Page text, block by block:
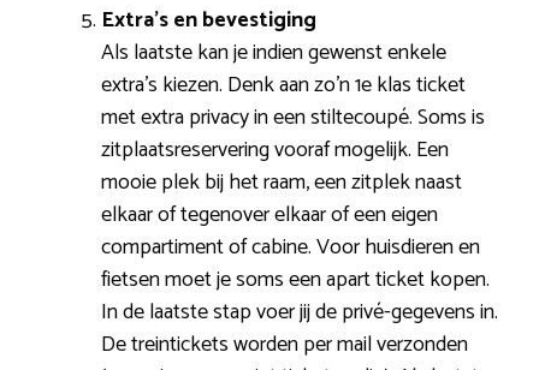
Extra’s en bevestiging
Als laatste kan je indien gewenst enkele
extra’s kiezen. Denk aan zo’n 1e klas ticket
met extra privacy in een stiltecoupé. Soms is
zitplaatsreservering vooraf mogelijk. Een
mooie plek bij het raam, een zitplek naast
elkaar of tegenover elkaar of een eigen
compartiment of cabine. Voor huisdieren en
fietsen moet je soms een apart ticket kopen.
In de laatste stap voer jij de privé-gegevens in.
De treintickets worden per mail verzonden